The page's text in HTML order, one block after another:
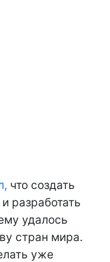
что создать
разработать
удалось
стран мира.
уже